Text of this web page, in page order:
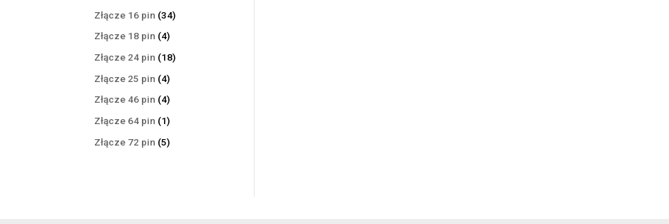
produkty
Złącze 16 pin 3434
Złącze 18 pin 44
produkty
Złącze 24 pin 1818
Złącze 25 pin 44
produkty
Złącze 46 pin 44
produkty
Złącze 64 pin 11
produkt
Złącze 72 pin 55